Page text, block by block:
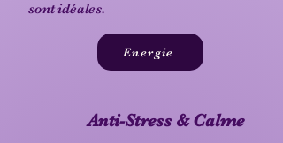
sont idéales.
Energie
Anti-Stress & Calme